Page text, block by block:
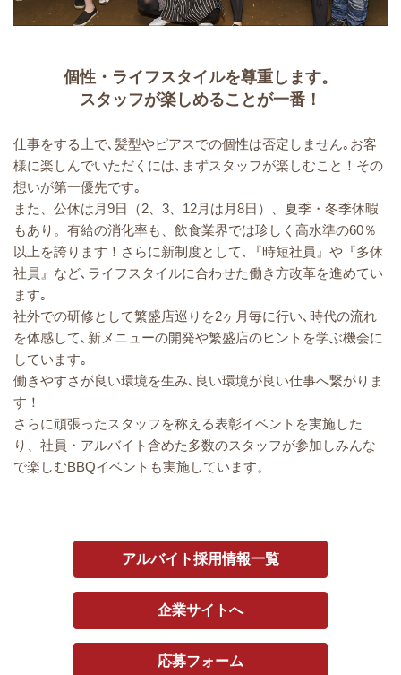
個性・ライフスタイルを尊重します。
スタッフが楽しめることが一番！
仕事をする上で､髪型やピアスでの個性は否定しません｡お客
様に楽しんでいただくには､まずスタッフが楽しむこと！その
想いが第一優先です｡
また、公休は月9日（2、3、12月は月8日）、夏季・冬季休暇
もあり。有給の消化率も、飲食業界では珍しく高水準の60％
以上を誇ります！さらに新制度として､『時短社員』や『多休
社員』など､ライフスタイルに合わせた働き方改革を進めてい
ます｡
社外での研修として繁盛店巡りを2ヶ月毎に行い､時代の流れ
を体感して､新メニューの開発や繁盛店のヒントを学ぶ機会に
しています｡
働きやすさが良い環境を生み､良い環境が良い仕事へ繋がりま
す！
さらに頑張ったスタッフを称える表彰イベントを実施した
り、社員・アルバイト含めた多数のスタッフが参加しみんな
で楽しむBBQイベントも実施しています。
アルバイト採用情報一覧
企業サイトへ
応募フォーム